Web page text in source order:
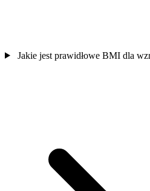
Jakie jest prawidłowe BMI dla